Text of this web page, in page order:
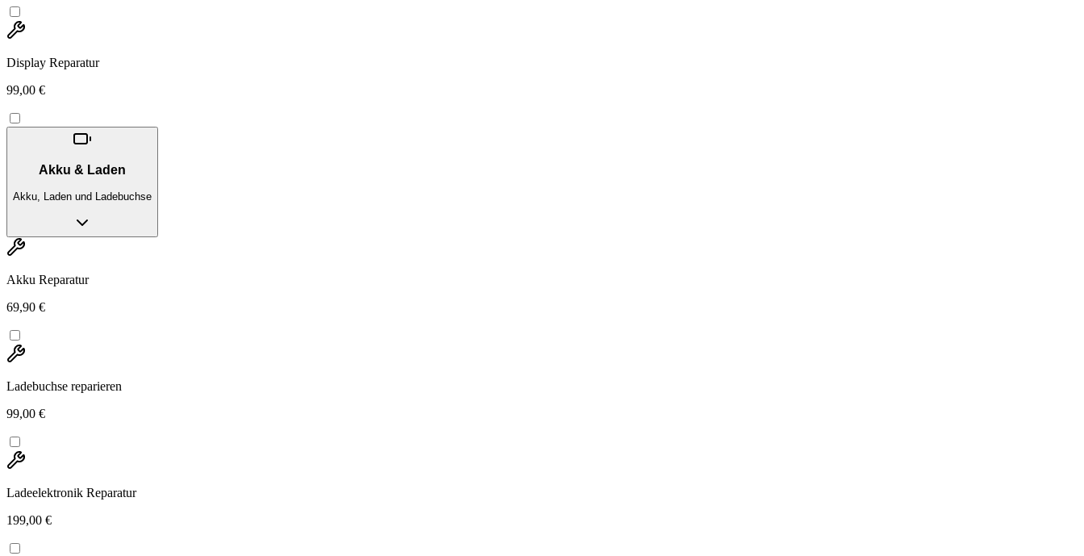
Display Reparatur
99,00 €
Akku & Laden
Akku, Laden und Ladebuchse
Akku Reparatur
69,90 €
Ladebuchse reparieren
99,00 €
Ladeelektronik Reparatur
199,00 €